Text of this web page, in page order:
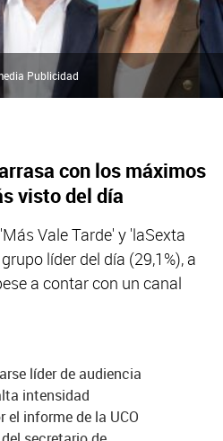
con los máximos
visto del día
Vale Tarde' y 'laSexta
líder del día (29,1%), a
a contar con un canal
Publicidad
líder de audiencia
intensidad
informe de la UCO